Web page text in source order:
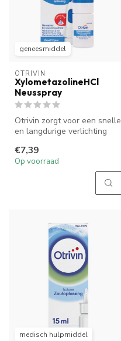
geneesmiddel
OTRIVIN
XylometazolineHCl
Neusspray
Otrivin zorgt voor een snelle
en langdurige verlichting
€7,39
Op voorraad
medisch hulpmiddel